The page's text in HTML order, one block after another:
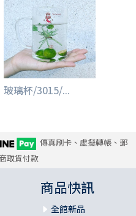
玻璃杯/3015/...
傳真刷卡、虛擬轉帳、郵
取貨付款
商品快訊
全館新品